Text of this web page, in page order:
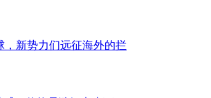
，新势力们远征海外的拦